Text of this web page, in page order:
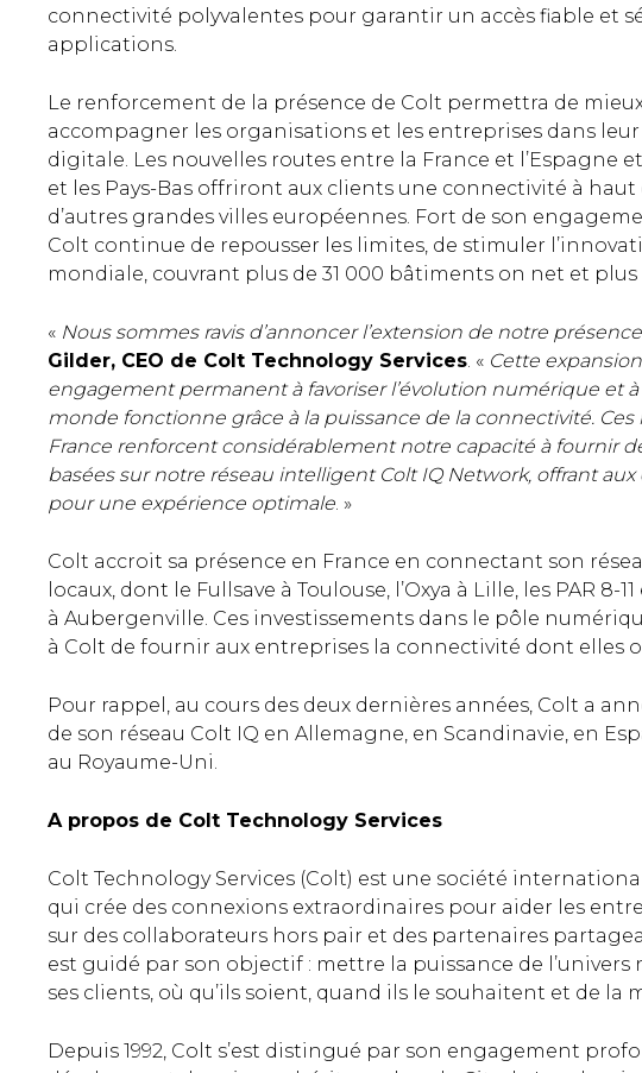
connectivité polyvalentes pour garantir un accès fiable et
applications.
Le renforcement de la présence de Colt permettra de
accompagner les organisations et les entreprises dans
digitale. Les nouvelles routes entre la France et l’Espagne
et les Pays-Bas offriront aux clients une connectivité à
d’autres grandes villes européennes. Fort de son
Colt continue de repousser les limites, de stimuler
mondiale, couvrant plus de 31 000 bâtiments on net et plus
« Nous sommes ravis d’annoncer l’extension de notre
Gilder, CEO de Colt Technology Services. « Cette
engagement permanent à favoriser l’évolution numérique et
monde fonctionne grâce à la puissance de la connectivité.
France renforcent considérablement notre capacité à fournir
basées sur notre réseau intelligent Colt IQ Network, offrant
pour une expérience optimale. »
Colt accroit sa présence en France en connectant son
locaux, dont le Fullsave à Toulouse, l’Oxya à Lille, les PAR 8-
à Aubergenville. Ces investissements dans le pôle
à Colt de fournir aux entreprises la connectivité dont elles
Pour rappel, au cours des deux dernières années, Colt a
de son réseau Colt IQ en Allemagne, en Scandinavie, en
au Royaume-Uni.
A propos de Colt Technology Services
Colt Technology Services (Colt) est une société
qui crée des connexions extraordinaires pour aider les
sur des collaborateurs hors pair et des partenaires
est guidé par son objectif : mettre la puissance de
ses clients, où qu’ils soient, quand ils le souhaitent et de la
Depuis 1992, Colt s’est distingué par son engagement